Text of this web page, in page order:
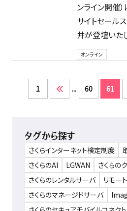
ンライン開催
サイトセール
井が登壇いた
オンライン
1 ... 60 61
タグから探す
さくらインターネット検定制度
さくらのAI
LGWAN
さくらの
さくらのレンタルサーバ
リモー
さくらのマネージドサーバ